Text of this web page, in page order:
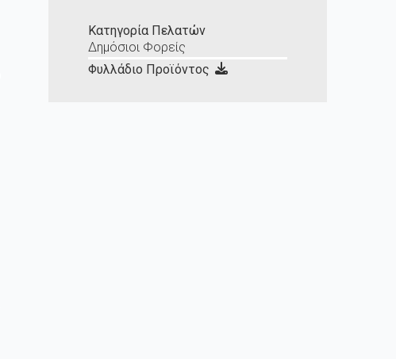
Κατηγορία Πελατών
Δημόσιοι Φορείς
Φυλλάδιο Προϊόντος